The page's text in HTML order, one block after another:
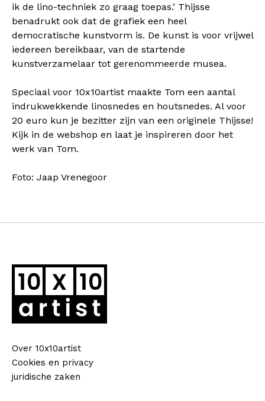
ik de lino-techniek zo graag toepas.’ Thijsse
benadrukt ook dat de grafiek een heel
democratische kunstvorm is. De kunst is voor vrijwel
iedereen bereikbaar, van de startende
kunstverzamelaar tot gerenommeerde musea.
Speciaal voor 10x10artist maakte Tom een aantal
indrukwekkende linosnedes en houtsnedes. Al voor
20 euro kun je bezitter zijn van een originele Thijsse!
Kijk in de webshop en laat je inspireren door het
werk van Tom.
Foto: Jaap Vrenegoor
Over 10x10artist
Cookies en privacy
juridische zaken